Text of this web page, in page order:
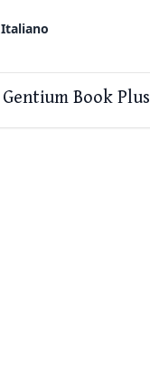
Italiano
Gentium Book Plus